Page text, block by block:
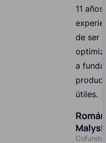
11
de ser
a
útiles.
Román